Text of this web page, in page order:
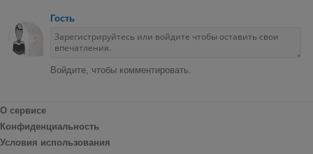
Гость
Войдите, чтобы комментировать.
О сервисе
Конфиденциальность
Условия использования